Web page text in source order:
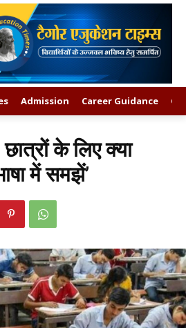
Admission Career Guidance GK
छात्रों के लिए क्या
में समझें’